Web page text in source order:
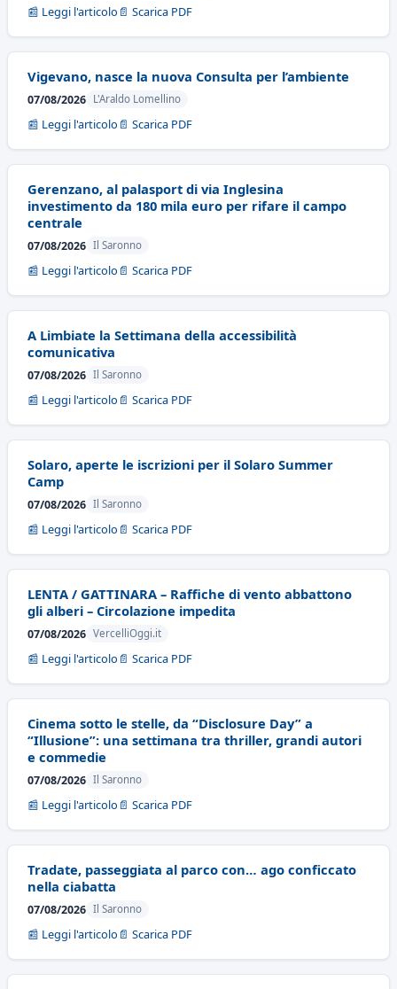
📰 Leggi l'articolo 📄 Scarica PDF
Vigevano, nasce la nuova Consulta per l’ambiente
07/08/2026 L'Araldo Lomellino
📰 Leggi l'articolo 📄 Scarica PDF
Gerenzano, al palasport di via Inglesina
investimento da 180 mila euro per rifare il campo
centrale
07/08/2026 Il Saronno
📰 Leggi l'articolo 📄 Scarica PDF
A Limbiate la Settimana della accessibilità
comunicativa
07/08/2026 Il Saronno
📰 Leggi l'articolo 📄 Scarica PDF
Solaro, aperte le iscrizioni per il Solaro Summer
Camp
07/08/2026 Il Saronno
📰 Leggi l'articolo 📄 Scarica PDF
LENTA / GATTINARA – Raffiche di vento abbattono
gli alberi – Circolazione impedita
07/08/2026 VercelliOggi.it
📰 Leggi l'articolo 📄 Scarica PDF
Cinema sotto le stelle, da “Disclosure Day” a
“Illusione”: una settimana tra thriller, grandi autori
e commedie
07/08/2026 Il Saronno
📰 Leggi l'articolo 📄 Scarica PDF
Tradate, passeggiata al parco con… ago conficcato
nella ciabatta
07/08/2026 Il Saronno
📰 Leggi l'articolo 📄 Scarica PDF